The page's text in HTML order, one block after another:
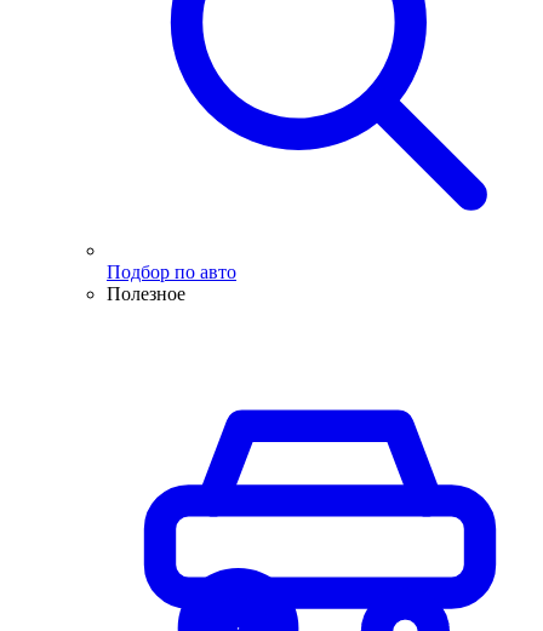
Подбор по авто
Полезное